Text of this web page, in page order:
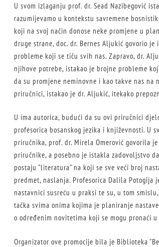
U svom izlaganju prof. dr. Sead Nazibegović
razumijevamo u kontekstu savremene
koji na svoj način donose neke promjene u
druge strane, doc. dr. Bernes Aljukić govorio
probleme koji se tiču svih nas. Zapravo, dr.
njihove potrebe, istakao je brojne probleme
da su promjene neminovne i kao takve nas na
priručnici, istakao je dr. Aljukić, itekako
U ima autorica, budući da su ovi priručnici
profesorica bosanskog jezika i književnosti. U
priručnika, prof. dr. Mirela Omerović govorila
priručnike, a posebno je istakla zadovoljstvo
postaju ”literatura” na koji se sve veći broj
predmet, naslanja. Profesorica Dalila
nastavnici susreću u praksi te su, u tom
tačka svima onima kojima je planiranje
o određenim novitetima koji se mogu pronaći
Organizator ove promocije bila je Biblioteka